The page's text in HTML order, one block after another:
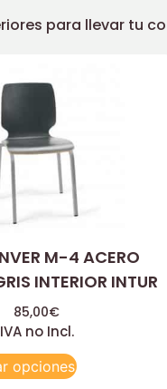
para llevar tu
M-4 ACERO
INTERIOR INTUR
85,00€
IVA no Incl.
opciones